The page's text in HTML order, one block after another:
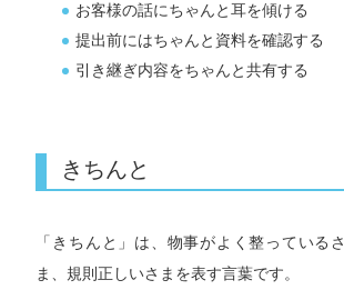
お客様の話にちゃんと耳を傾ける
提出前にはちゃんと資料を確認する
引き継ぎ内容をちゃんと共有する
きちんと
「きちんと」は、物事がよく整っている
ま、規則正しいさまを表す言葉です。